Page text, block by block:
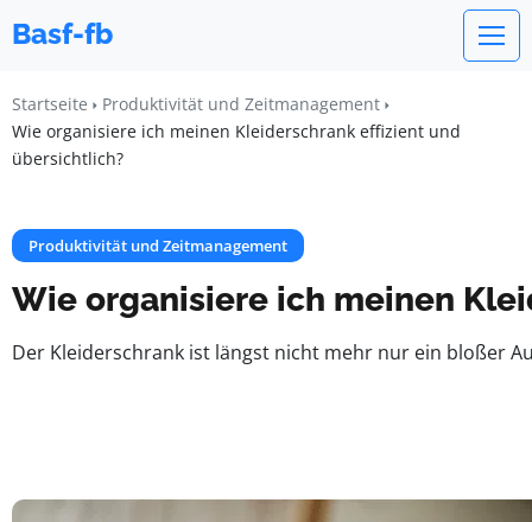
Basf-fb
Startseite
Produktivität und Zeitmanagement
Wie organisiere ich meinen Kleiderschrank effizient und
übersichtlich?
Produktivität und Zeitmanagement
Wie organisiere ich meinen
Der Kleiderschrank ist längst nicht mehr nur ein bloßer